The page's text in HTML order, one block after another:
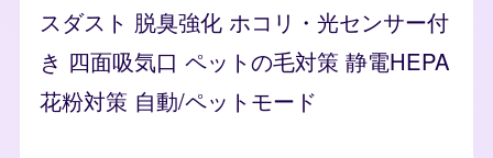
スダスト 脱臭強化 ホコリ・光センサー付
き 四面吸気口 ペットの毛対策 静電HEPA
花粉対策 自動/ペットモード